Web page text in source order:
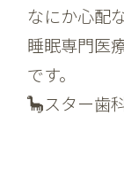
なにか心配
睡眠専門医
です。
🦕スター歯